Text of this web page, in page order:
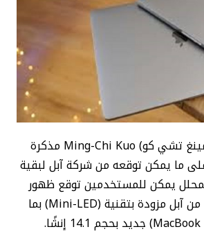
نشر المحلل البارز (مينغ تشي كو) Ming-Chi Kuo مذكرة
ما يمكن توقعه من شركة آبل لبقية
يمكن للمستخدمين توقع ظهور
ست منتجات جديدة من آبل مزودة بتقنية (Mini-LED) بما